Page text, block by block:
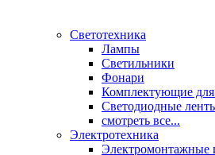
Светотехника
Лампы
Светильники
Фонари
Комплектующие для
Светодиодные
смотреть все...
Электротехника
Электромонтажные